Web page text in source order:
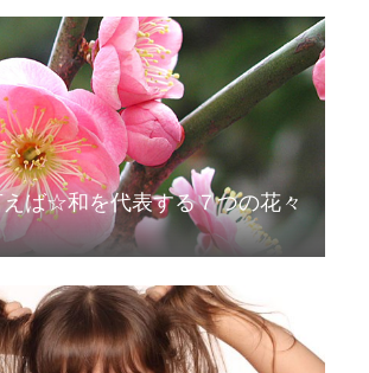
えば☆和を代表する７つの花々